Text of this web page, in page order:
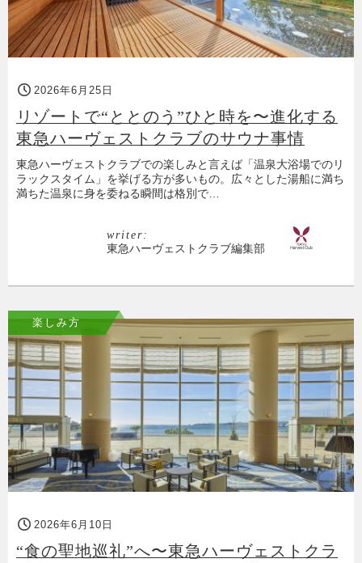
2026年6月25日
リゾートで“ととのう”ひと時を〜進化する
東急ハーヴェストクラブのサウナ事情
東急ハーヴェストクラブでの楽しみと言えば「温泉大浴場でのリ
ラックスタイム」を挙げる方が多いもの。広々とした湯船に満ち
満ちた温泉に身を委ねる瞬間は格別で…
writer:
東急ハーヴェストクラブ編集部
楽しみ方
2026年6月10日
“食の聖地巡礼”へ〜東急ハーヴェストクラ